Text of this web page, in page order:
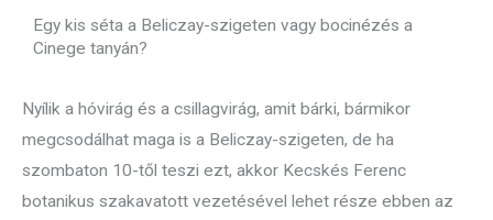
Egy kis séta a Beliczay-szigeten vagy bocinézés a
Cinege tanyán?
Nyílik a hóvirág és a csillagvirág, amit bárki, bármikor
megcsodálhat maga is a Beliczay-szigeten, de ha
szombaton 10-től teszi ezt, akkor Kecskés Ferenc
botanikus szakavatott vezetésével lehet része ebben az